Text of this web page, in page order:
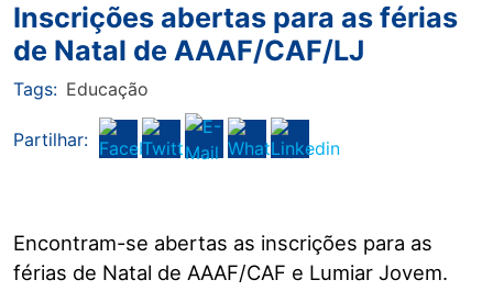
Inscrições abertas para as férias
de Natal de AAAF/CAF/LJ
Tags: Educação
Partilhar:
Encontram-se abertas as inscrições para as
férias de Natal de AAAF/CAF e Lumiar Jovem.